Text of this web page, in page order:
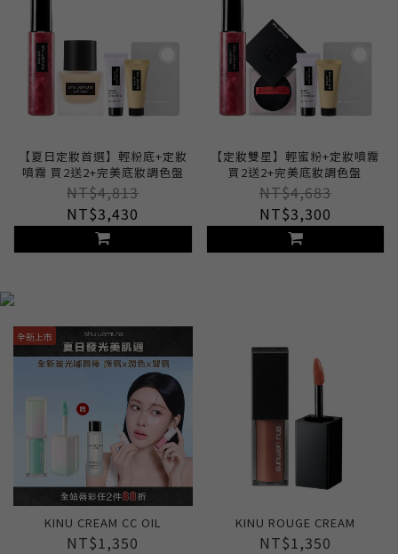
【夏日定妝首選】輕粉底+定妝
噴霧 買2送2+完美底妝調色盤
NT$4,813
NT$3,430
【定妝雙星】輕蜜粉+定妝噴霧
買2送2+完美底妝調色盤
NT$4,683
NT$3,300
全新上市
KINU CREAM CC OIL
NT$1,350
KINU ROUGE CREAM
NT$1,350